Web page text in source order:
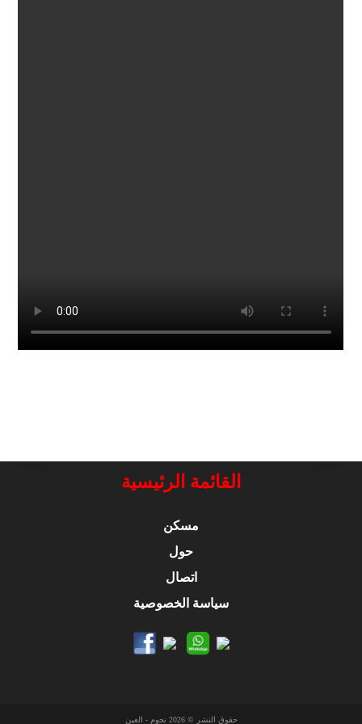
القائمة الرئيسية
مسكن
حول
اتصال
سياسة الخصوصية
حقوق النشر © 2026 نجوم - العين